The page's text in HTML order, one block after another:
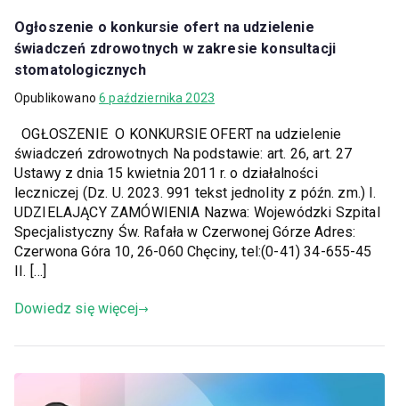
Ogłoszenie o konkursie ofert na udzielenie
świadczeń zdrowotnych w zakresie konsultacji
stomatologicznych
Opublikowano6 października 2023
OGŁOSZENIE O KONKURSIE OFERT na udzielenie
świadczeń zdrowotnych Na podstawie: art. 26, art. 27
Ustawy z dnia 15 kwietnia 2011 r. o działalności
leczniczej (Dz. U. 2023. 991 tekst jednolity z późn. zm.) I.
UDZIELAJĄCY ZAMÓWIENIA Nazwa: Wojewódzki Szpital
Specjalistyczny Św. Rafała w Czerwonej Górze Adres:
Czerwona Góra 10, 26-060 Chęciny, tel:(0-41) 34-655-45
II. […]
Dowiedz się więcej